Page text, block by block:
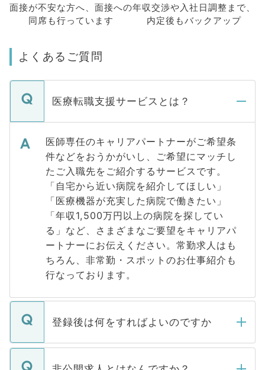
面接が不安な方へ、 面接への
同席も行っています
年収交渉や入社日調整まで、
内定後もバックアップ
よくあるご質問
医療転職支援サービスとは？
医師専任のキャリアパートナーがご希望条
件などをおうかがいし、ご希望にマッチし
たご入職先をご紹介するサービスです。
「自宅から近い病院を紹介してほしい」
「医療機器が充実した病院で働きたい」
「年収1,500万円以上の病院を探してい
る」など、さまざまなご要望をキャリアパ
ートナーにお伝えください。常勤求人はも
ちろん、非常勤・スポットのお仕事紹介も
行なっております。
登録後は何をすればよいのですか
ご登録いただきましたら、弊社担当者がご
登録内容を確認し、その後メールもしくは